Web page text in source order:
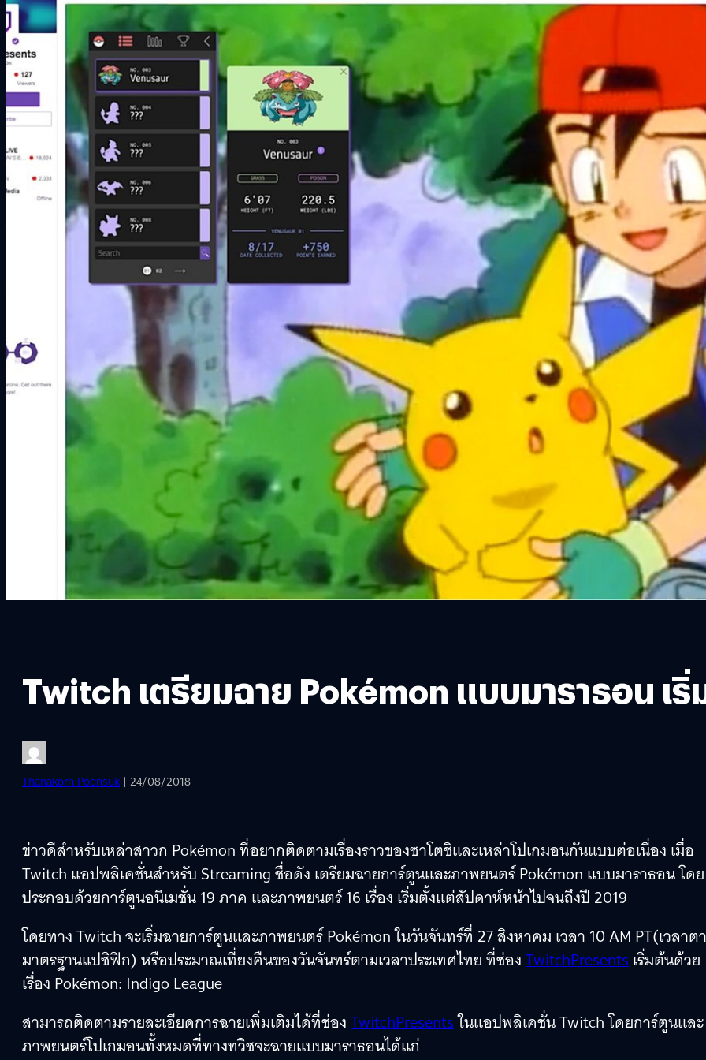
Twitch เตรียมฉาย Pokémon แบบมาราธอน เ
Thanakorn Poonsuk | 24/08/2018
ข่าวดีสำหรับเหล่าสาวก Pokémon ที่อยากติดตามเรื่องราวของซาโตชิและเหล่าโปเกมอนกันแบบต่อเนื่อง เมื่อ
Twitch แอปพลิเคชั่นสำหรับ Streaming ชื่อดัง เตรียมฉายการ์ตูนและภาพยนตร์ Pokémon แบบมาราธอน โดย
ประกอบด้วยการ์ตูนอนิเมชั่น 19 ภาค และภาพยนตร์ 16 เรื่อง เริ่มตั้งแต่สัปดาห์หน้าไปจนถึงปี 2019
โดยทาง Twitch จะเริ่มฉายการ์ตูนและภาพยนตร์ Pokémon ในวันจันทร์ที่ 27 สิงหาคม เวลา 10 AM PT(เวลาต
มาตรฐานแปซิฟิก) หรือประมาณเที่ยงคืนของวันจันทร์ตามเวลาประเทศไทย ที่ช่องTwitchPresentsเริ่มต้นด้วย
เรื่อง Pokémon: Indigo League
สามารถติดตามรายละเอียดการฉายเพิ่มเติมได้ที่ช่องTwitchPresentsในแอปพลิเคชั่น Twitch โดยการ์ตูนและ
ภาพยนตร์โปเกมอนทั้งหมดที่ทางทวิชจะฉายแบบมาราธอนได้แก่